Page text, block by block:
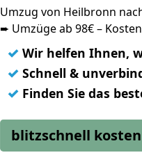
Umzug von Heilbronn
➨ Umzüge ab 98€ –
✓ Wir helfen Ihnen,
✓ Schnell &
✓ Finden Sie das
blitzschnell